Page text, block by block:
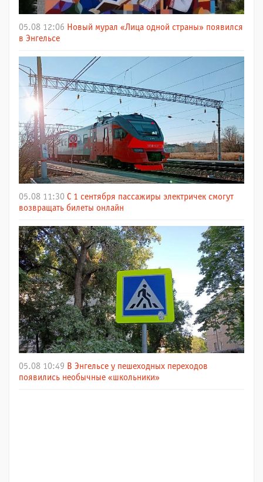
05.08 12:06 Новый мурал «Лица одной страны» появился
в Энгельсе
05.08 11:30 С 1 сентября пассажиры электричек смогут
возвращать билеты онлайн
05.08 10:49 В Энгельсе у пешеходных переходов
появились необычные «школьники»